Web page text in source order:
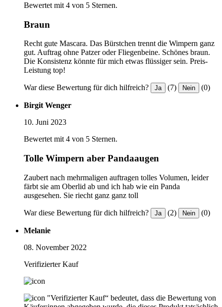
Bewertet mit 4 von 5 Sternen.
Braun
Recht gute Mascara. Das Bürstchen trennt die Wimpern ganz
gut. Auftrag ohne Patzer oder Fliegenbeine. Schönes braun.
Die Konsistenz könnte für mich etwas flüssiger sein. Preis-
Leistung top!
War diese Bewertung für dich hilfreich? Ja (7) Nein (0)
Birgit Wenger
10. Juni 2023
Bewertet mit 4 von 5 Sternen.
Tolle Wimpern aber Pandaaugen
Zaubert nach mehrmaligen auftragen tolles Volumen, leider
färbt sie am Oberlid ab und ich hab wie ein Panda
ausgesehen. Sie riecht ganz ganz toll
War diese Bewertung für dich hilfreich? Ja (2) Nein (0)
Melanie
08. November 2022
Verifizierter Kauf
"Verifizierter Kauf“ bedeutet, dass die Bewertung von